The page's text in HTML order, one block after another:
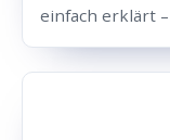
einfach erklärt